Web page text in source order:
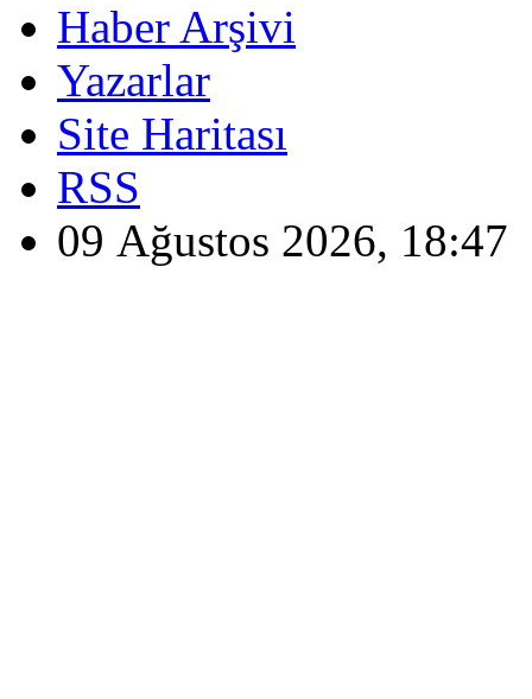
Haber Arşivi
Yazarlar
Site Haritası
RSS
09 Ağustos 2026, 18:47